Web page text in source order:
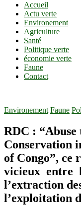
Accueil
Actu verte
Environement
Agriculture
Santé
Politique verte
économie verte
Faune
Contact
Environement Faune
RDC :
Conservation
of Congo”, ce
vicieux entre
l’extraction
l’exploitation